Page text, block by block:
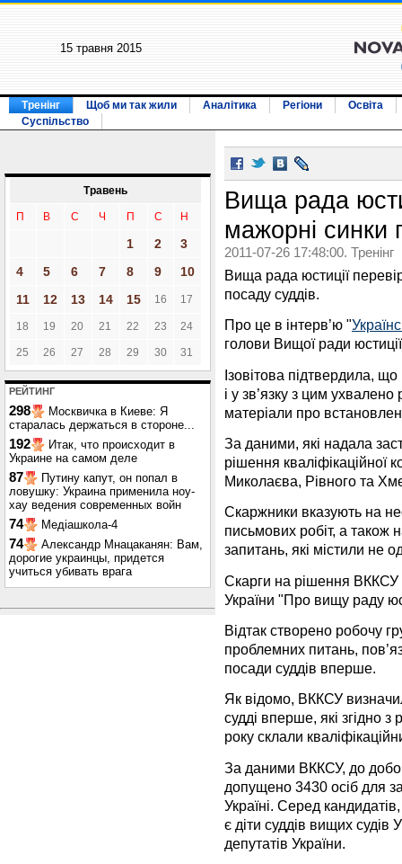
15 травня 2015
Тренінг Щоб ми так жили Аналітика Регіони
Освіта
Суспільство
Травень
П В С Ч П С Н
1 2
3
4
5 6 7 8 9
10
11
12 13 14 15 16 17
18 19 20 21 22 23 24
25 26 27 28 29 30 31
РЕЙТИНГ
298
Москвичка в Киеве: Я
старалась держаться в стороне...
192
Итак, что происходит в
Украине на самом деле
87
Путину капут, он попал в
ловушку: Украина применила ноу-
хау ведения современных войн
74 Медіашкола-4
74
Александр Мнацаканян: Вам,
дорогие украинцы, придется
учиться убивать врага
Вища рада
мажорні синки
2011-07-26 17:48:00. Тренінг
Вища рада юстиції
посаду суддів.
Про це в інтерв’ю "
голови Вищої ради юстиції
Ізовітова підтвердила,
і у зв’язку з цим
матеріали про
За даними, які надала
рішення кваліфікаційної
Миколаєва, Рівного та
Скаржники вказують на
письмових робіт, а також
запитань, які містили не
Скарги на рішення ВККСУ
України "Про вищу раду
Відтак створено робочу
проблемних питань,
посади суддів вперше.
Як відомо, ВККСУ
судді вперше, які згідно
року склали
За даними ВККСУ, до
допущено 3430 осіб для
Україні. Серед
є діти суддів вищих
депутатів України.